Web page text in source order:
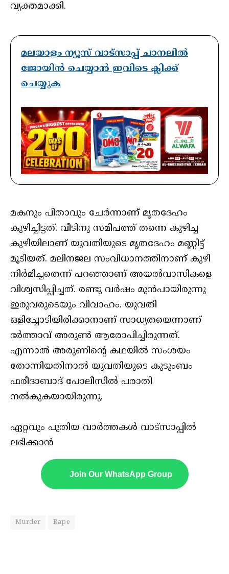
വ്യക്തമാക്കി.
മലയാളം ന്യൂസ് വാട്സാപ്പ് ചാനലിൽ
ജോയിൻ ചെയ്യാൻ ഇവിടെ ക്ലിക്ക്
ചെയ്യുക
മകനും പിതാവും ചേര്‍ന്നാണ് മൃതദേഹം
കുഴിച്ചിട്ടത്. വീടിനു സമീപത്ത് തന്നെ കുഴിച്ച
കുഴിയിലാണ് യുവതിയുടെ മൃതദേഹം മണ്ണിട്ട്
മൂടിയത്. മലിനജല സംവിധാനത്തിനാണ് കുഴി
നിര്‍മിച്ചതെന്ന് പറഞ്ഞാണ് അയല്‍വാസികളെ
വിശ്വസിപ്പിച്ചത്. രണ്ടു വര്‍ഷം മുന്‍പായിരുന്നു
ഇരുവരുടെയും വിവാഹം. യുവതി
ഒളിച്ചോടിയിരിക്കാനാണ് സാധ്യതയെന്നാണ്
ഭര്‍ത്താവ് അരുണ്‍ ആരോപിച്ചിരുന്നത്.
എന്നാല്‍ അരുണിന്റെ കഥയില്‍ സംശയം
തോന്നിയതിനാല്‍ യുവതിയുടെ കുടുംബം
ഫരീദാബാദ് പോലീസില്‍ പരാതി
നല്‍കുകയായിരുന്നു.
ഏറ്റവും പുതിയ വാർത്തകൾ വാട്സാപ്പിൽ
ലഭിക്കാൻ
Join Our WhatsApp Group
Murder Rape